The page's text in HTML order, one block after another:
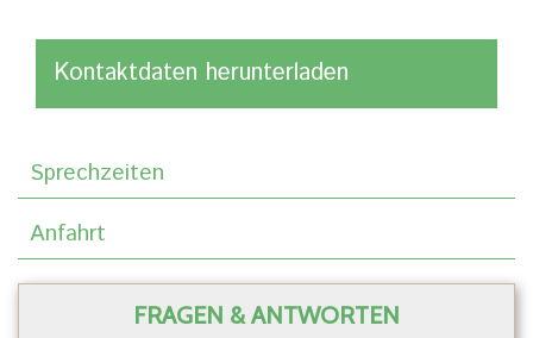
Kontaktdaten herunterladen
Sprechzeiten
Anfahrt
FRAGEN & ANTWORTEN